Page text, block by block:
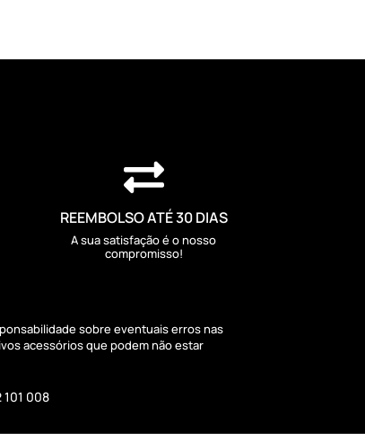

REEMBOLSO ATÉ 30 DIAS
A sua satisfação é o nosso
compromisso!
sobre eventuais erros nas
acessórios que podem não estar
008